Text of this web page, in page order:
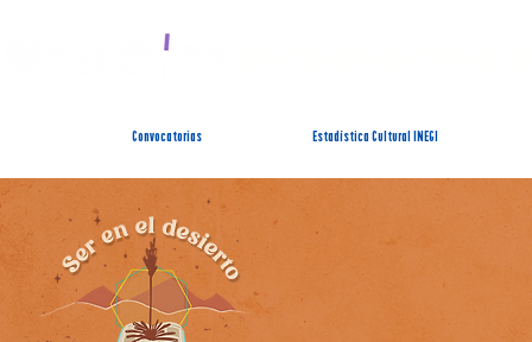
Convocatorias Estadística Cultural INEGI